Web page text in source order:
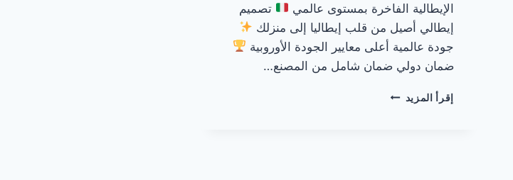
الإيطالية الفاخرة بمستوى عالمي
تصميم
إيطالي أصيل من قلب إيطاليا إلى منزلك
جودة عالمية أعلى معايير الجودة الأوروبية
ضمان دولي ضمان شامل من المصنع…
إقرأ المزيد مطابخ